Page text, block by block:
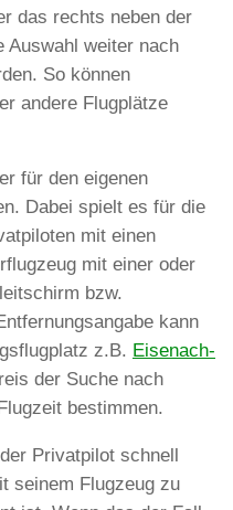
das rechts neben der
Auswahl weiter nach
So können
andere Flugplätze
für den eigenen
Dabei spielt es für die
mit einen
mit einer oder
bzw.
kann
z.B. Eisenach-
der Suche nach
bestimmen.
Privatpilot schnell
seinem Flugzeug zu